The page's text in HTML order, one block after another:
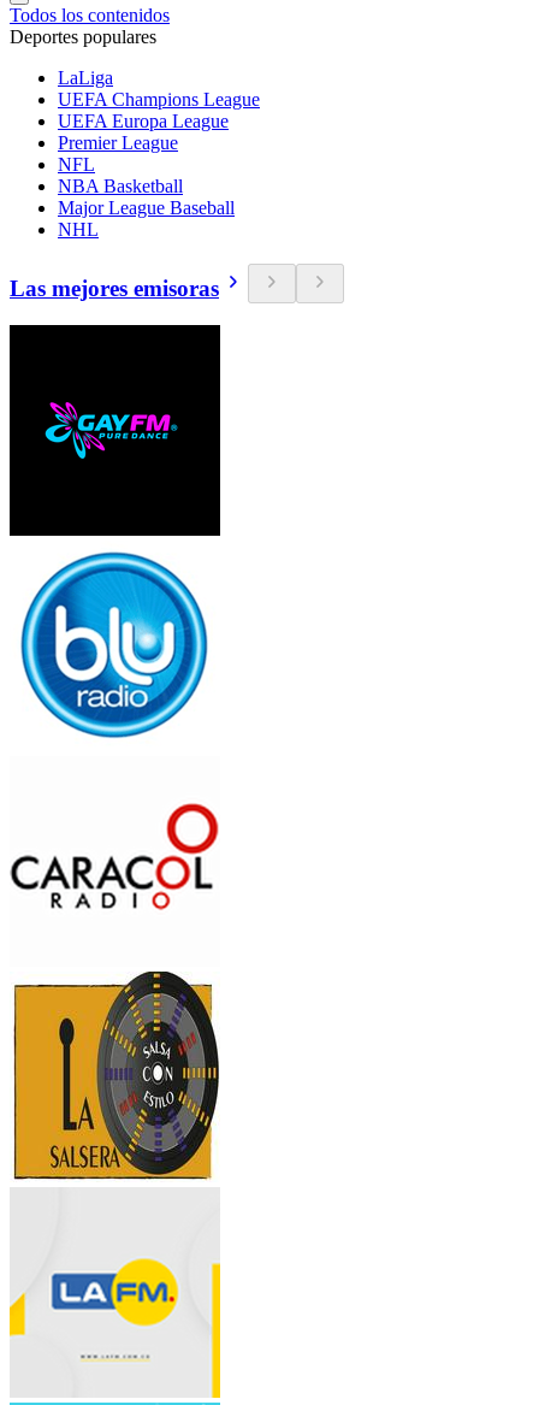
Todos los contenidos
Deportes populares
LaLiga
UEFA Champions League
UEFA Europa League
Premier League
NFL
NBA Basketball
Major League Baseball
NHL
Las mejores emisoras